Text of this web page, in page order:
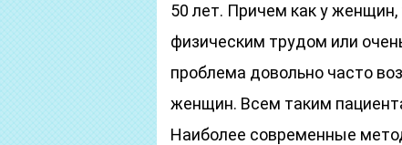
50 лет. Причем как у
физическим трудом или
проблема довольно часто
женщин. Всем таким
Наиболее современные